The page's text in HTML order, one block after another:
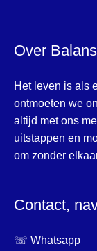
Over
Het leven is als
ontmoeten we
altijd met ons
uitstappen en
om zonder
Contact,
☏ Whatsapp